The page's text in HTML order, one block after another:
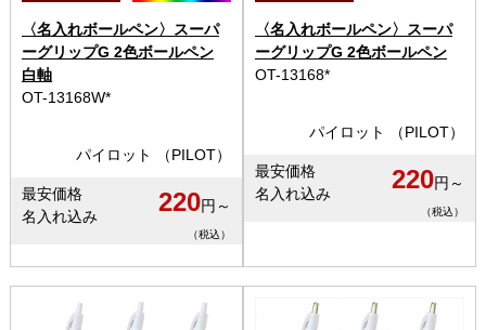
〈名入れボールペン〉スーパ
ーグリップG 2色ボールペン
白軸
OT-13168W*
パイロット （PILOT）
最安価格
名入れ込み
220円～
（税込）
〈名入れボールペン〉スーパ
ーグリップG 2色ボールペン
OT-13168*
パイロット （PILOT）
最安価格
名入れ込み
220円～
（税込）